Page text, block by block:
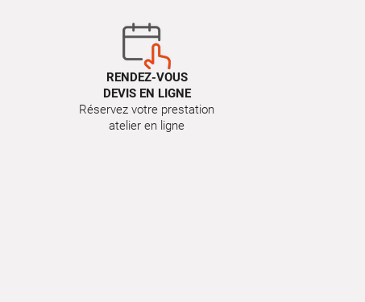
RENDEZ-VOUS
DEVIS EN LIGNE
Réservez votre prestation
atelier en ligne